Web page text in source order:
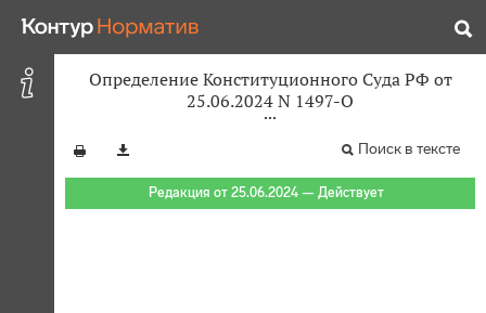
Определение Конституционного Суда РФ от
25.06.2024 N 1497-О
Поиск в тексте
Редакция от 25.06.2024 — Действует